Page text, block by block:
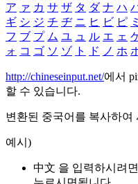
ア ァ カ サ ザ タ ダ ナ ハ
ギ シ ジ チ ヂ ニ ヒ ビ ピ ミ
フ ブ プ ム ユ ュ ル エ ェ
ォ コ ゴ ソ ゾ ト ド ノ ホ
http://chineseinput.net/에서
할 수 있습니다.
변환된 중국어를 복사하여
예시)
中文 을 입력하시려면